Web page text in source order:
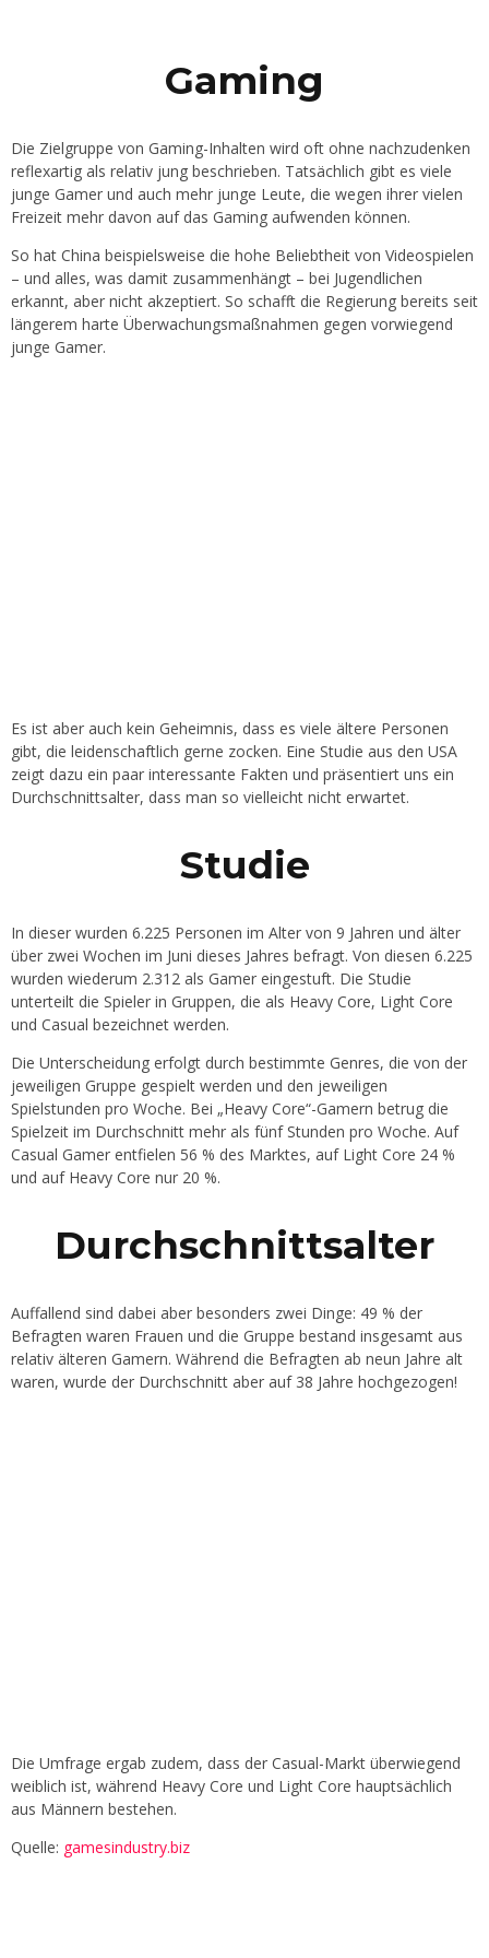
Gaming
Die Zielgruppe von Gaming-Inhalten wird oft ohne nachzudenken
reflexartig als relativ jung beschrieben. Tatsächlich gibt es viele
junge Gamer und auch mehr junge Leute, die wegen ihrer vielen
Freizeit mehr davon auf das Gaming aufwenden können.
So hat China beispielsweise die hohe Beliebtheit von Videospielen
– und alles, was damit zusammenhängt – bei Jugendlichen
erkannt, aber nicht akzeptiert. So schafft die Regierung bereits seit
längerem harte Überwachungsmaßnahmen gegen vorwiegend
junge Gamer.
Es ist aber auch kein Geheimnis, dass es viele ältere Personen
gibt, die leidenschaftlich gerne zocken. Eine Studie aus den USA
zeigt dazu ein paar interessante Fakten und präsentiert uns ein
Durchschnittsalter, dass man so vielleicht nicht erwartet.
Studie
In dieser wurden 6.225 Personen im Alter von 9 Jahren und älter
über zwei Wochen im Juni dieses Jahres befragt. Von diesen 6.225
wurden wiederum 2.312 als Gamer eingestuft. Die Studie
unterteilt die Spieler in Gruppen, die als Heavy Core, Light Core
und Casual bezeichnet werden.
Die Unterscheidung erfolgt durch bestimmte Genres, die von der
jeweiligen Gruppe gespielt werden und den jeweiligen
Spielstunden pro Woche. Bei „Heavy Core“-Gamern betrug die
Spielzeit im Durchschnitt mehr als fünf Stunden pro Woche. Auf
Casual Gamer entfielen 56 % des Marktes, auf Light Core 24 %
und auf Heavy Core nur 20 %.
Durchschnittsalter
Auffallend sind dabei aber besonders zwei Dinge: 49 % der
Befragten waren Frauen und die Gruppe bestand insgesamt aus
relativ älteren Gamern. Während die Befragten ab neun Jahre alt
waren, wurde der Durchschnitt aber auf 38 Jahre hochgezogen!
Die Umfrage ergab zudem, dass der Casual-Markt überwiegend
weiblich ist, während Heavy Core und Light Core hauptsächlich
aus Männern bestehen.
Quelle: gamesindustry.biz